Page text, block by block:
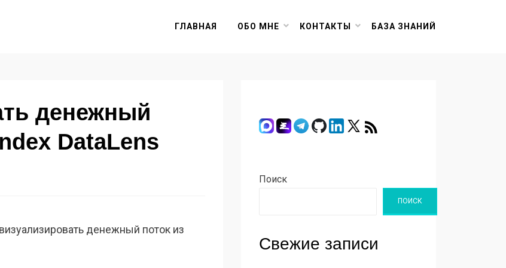
ГЛАВНАЯ ОБО МНЕ КОНТАКТЫ БАЗА ЗНАНИЙ
денежный
DataLens
денежный поток из
Поиск
ПОИСК
Свежие записи